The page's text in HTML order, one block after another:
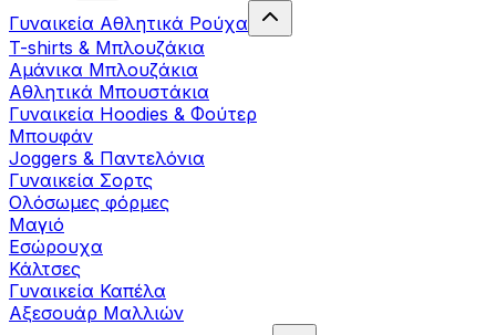
Γυναικεία Αθλητικά Ρούχα
T-shirts & Μπλουζάκια
Αμάνικα Μπλουζάκια
Aθλητικά Μπουστάκια
Γυναικεία Hoodies & Φούτερ
Μπουφάν
Joggers & Παντελόνια
Γυναικεία Σορτς
Ολόσωμες φόρμες
Μαγιό
Εσώρουχα
Κάλτσες
Γυναικεία Καπέλα
Αξεσουάρ Μαλλιών